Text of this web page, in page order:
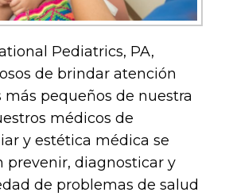
Pediatrics, PA,
de brindar atención
más pequeños de nuestra
médicos de
y estética médica se
prevenir, diagnosticar y
de problemas de salud